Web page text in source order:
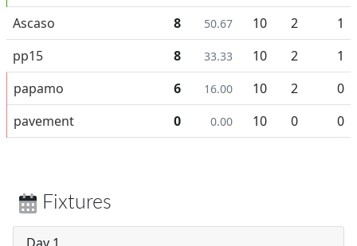
Ascaso
8 50.67 10 2
1
pp15
8 33.33 10 2
1
papamo
6 16.00 10 2
0
pavement
0 0.00 10 0 0
Fixtures